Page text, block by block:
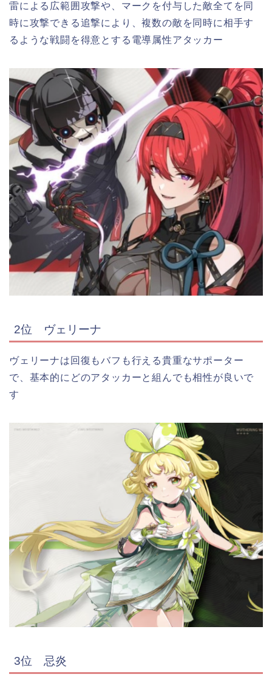
雷による広範囲攻撃や、マークを付与した敵全てを同
時に攻撃できる追撃により、複数の敵を同時に相手す
るような戦闘を得意とする電導属性アタッカー
2位 ヴェリーナ
ヴェリーナは回復もバフも行える貴重なサポーター
で、基本的にどのアタッカーと組んでも相性が良いで
す
3位 忌炎